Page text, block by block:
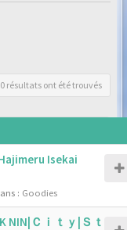
résultats ont été trouvés
Isekai
: Goodies
NIN|Ｃｉｔｙ|Ｓｔ